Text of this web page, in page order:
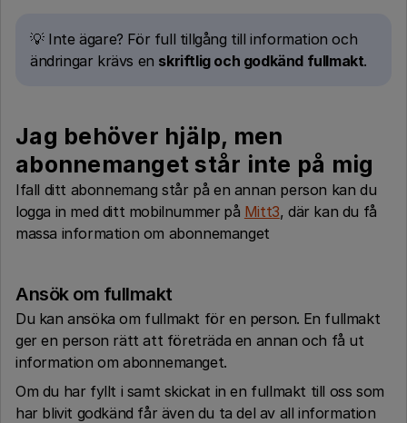
💡 Inte ägare? För full tillgång till information och
ändringar krävs en skriftlig och godkänd fullmakt.
Jag behöver hjälp, men
abonnemanget står inte på mig
Ifall ditt abonnemang står på en annan person kan du
logga in med ditt mobilnummer på Mitt3, där kan du få
massa information om abonnemanget
Ansök om fullmakt
Du kan ansöka om fullmakt för en person. En fullmakt
ger en person rätt att företräda en annan och få ut
information om abonnemanget.
Om du har fyllt i samt skickat in en fullmakt till oss som
har blivit godkänd får även du ta del av all information